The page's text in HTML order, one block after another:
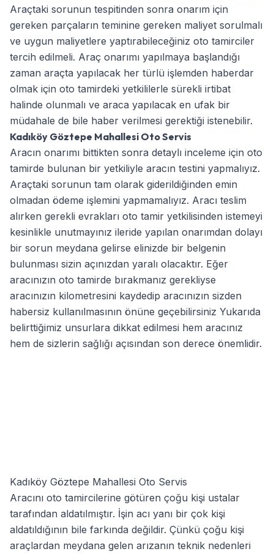
Araçtaki sorunun tespitinden sonra onarım için
gereken parçaların teminine gereken maliyet sorulmalı
ve uygun maliyetlere yaptırabileceğiniz oto tamirciler
tercih edilmeli. Araç onarımı yapılmaya başlandığı
zaman araçta yapılacak her türlü işlemden haberdar
olmak için oto tamirdeki yetkililerle sürekli irtibat
halinde olunmalı ve araca yapılacak en ufak bir
müdahale de bile haber verilmesi gerektiği istenebilir.
Kadıköy Göztepe Mahallesi Oto Servis
Aracın onarımı bittikten sonra detaylı inceleme için oto
tamirde bulunan bir yetkiliyle aracın testini yapmalıyız.
Araçtaki sorunun tam olarak giderildiğinden emin
olmadan ödeme işlemini yapmamalıyız. Aracı teslim
alırken gerekli evrakları oto tamir yetkilisinden istemeyi
kesinlikle unutmayınız ileride yapılan onarımdan dolayı
bir sorun meydana gelirse elinizde bir belgenin
bulunması sizin açınızdan yaralı olacaktır. Eğer
aracınızın oto tamirde bırakmanız gerekliyse
aracınızın kilometresini kaydedip aracınızın sizden
habersiz kullanılmasının önüne geçebilirsiniz Yukarıda
belirttiğimiz unsurlara dikkat edilmesi hem aracınız
hem de sizlerin sağlığı açısından son derece önemlidir.
Kadıköy Göztepe Mahallesi Oto Servis
Aracını oto tamircilerine götüren çoğu kişi ustalar
tarafından aldatılmıştır. İşin acı yanı bir çok kişi
aldatıldığının bile farkında değildir. Çünkü çoğu kişi
araçlardan meydana gelen arızanın teknik nedenleri